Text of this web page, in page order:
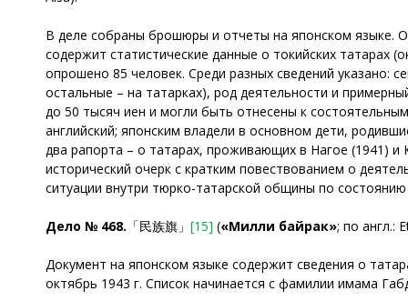
В деле собраны брошюры и отчеты на японском языке.
содержит статистические данные о токийских
опрошено 85 человек. Среди разных сведений указано:
остальные – на татарках), род деятельности и
до 50 тысяч иен и могли быть отнесены к
английский; японским владели в основном дети,
два рапорта – о татарах, проживающих в Нагое (1941)
исторический очерк с кратким повествованием о
ситуации внутри тюрко-татарской общины по состоянию
Дело № 468. 「民族旗」 [15] («Милли байрак»; по англ.:
Документ на японском языке содержит сведения о
октябрь 1943 г. Список начинается с фамилии имама